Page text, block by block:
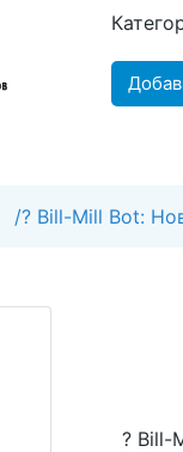
/? Bill-Mill Bot:
? Bill-